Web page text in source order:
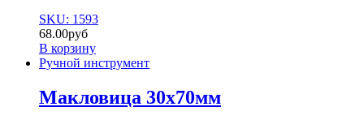
SKU: 1593
68.00руб
В корзину
Ручной инструмент
Макловица 30х70мм